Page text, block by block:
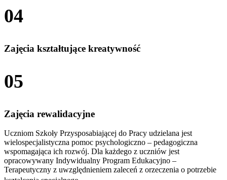
04
Zajęcia kształtujące kreatywność
05
Zajęcia rewalidacyjne
Uczniom Szkoły Przysposabiającej do Pracy udzielana jest
wielospecjalistyczna pomoc psychologiczno – pedagogiczna
wspomagająca ich rozwój. Dla każdego z uczniów jest
opracowywany Indywidualny Program Edukacyjno –
Terapeutyczny z uwzględnieniem zaleceń z orzeczenia o potrzebie